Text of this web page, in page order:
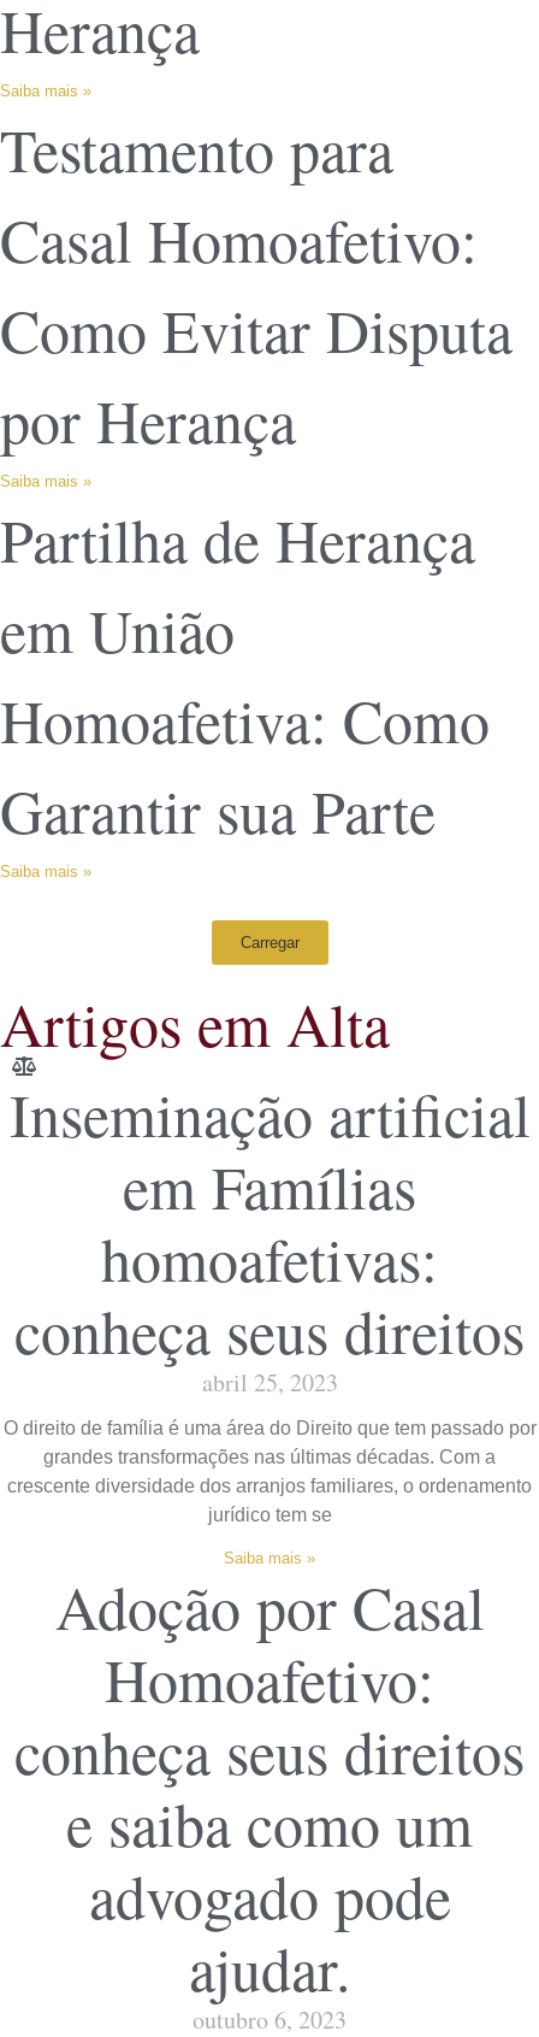
Herança
Saiba mais »
Testamento para
Casal Homoafetivo:
Como Evitar Disputa
por Herança
Saiba mais »
Partilha de Herança
em União
Homoafetiva: Como
Garantir sua Parte
Saiba mais »
Carregar
Artigos em Alta
Inseminação artificial
em Famílias
homoafetivas:
conheça seus direitos
abril 25, 2023
O direito de família é uma área do Direito que tem passado por
grandes transformações nas últimas décadas. Com a
crescente diversidade dos arranjos familiares, o ordenamento
jurídico tem se
Saiba mais »
Adoção por Casal
Homoafetivo:
conheça seus direitos
e saiba como um
advogado pode
ajudar.
outubro 6, 2023